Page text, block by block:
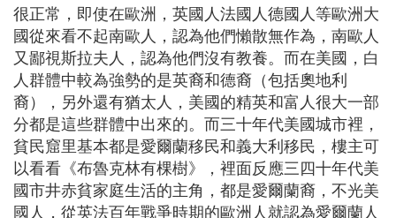
很正常，即使在歐洲，英國人法國人德國人等歐洲大
國從來看不起南歐人，認為他們懶散無作為，南歐人
又鄙視斯拉夫人，認為他們沒有教養。而在美國，白
人群體中較為強勢的是英裔和德裔（包括奧地利
裔），另外還有猶太人，美國的精英和富人很大一部
分都是這些群體中出來的。而三十年代美國城市裡，
貧民窟里基本都是愛爾蘭移民和義大利移民，樓主可
以看看《布魯克林有棵樹》，裡面反應三四十年代美
國市井赤貧家庭生活的主角，都是愛爾蘭裔，不光美
國人，從英法百年戰爭時期的歐洲人就認為愛爾蘭人